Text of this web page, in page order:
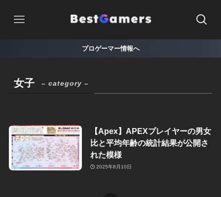
プロゲーマー情報へ
女子 – category –
【Apex】APEXプレイヤーの男女
比と平均年齢の統計結果が公開さ
れた模様
2025年8月10日